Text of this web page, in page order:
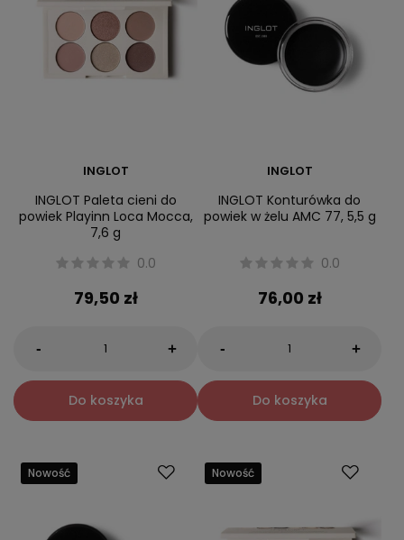
INGLOT
INGLOT Paleta cieni do
powiek Playinn Loca Mocca,
7,6 g
0.0
79,50 zł
- +
Do koszyka
INGLOT
INGLOT Konturówka do
powiek w żelu AMC 77, 5,5 g
0.0
76,00 zł
- +
Do koszyka
Nowość Nowość